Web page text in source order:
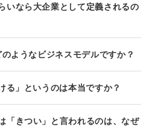
いなら大企業として定義されるの
のようなビジネスモデルですか？
る」というのは本当ですか？
「きつい」と言われるのは、なぜ